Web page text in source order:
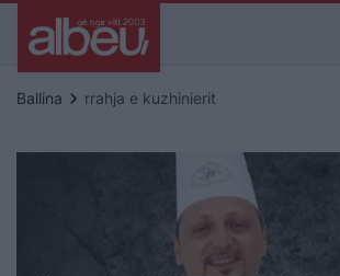
Ballina keyboard_arrow_right rrahja e kuzhinierit